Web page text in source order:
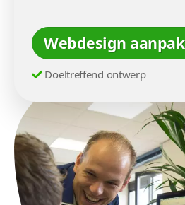
Webdesign aanpak
Doeltreffend ontwerp